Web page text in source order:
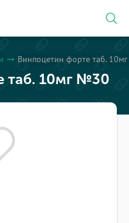
arrow_right_alt Винпоцетин форте таб.
таб. 10мг №30